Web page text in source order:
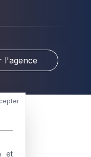
l'agence
et